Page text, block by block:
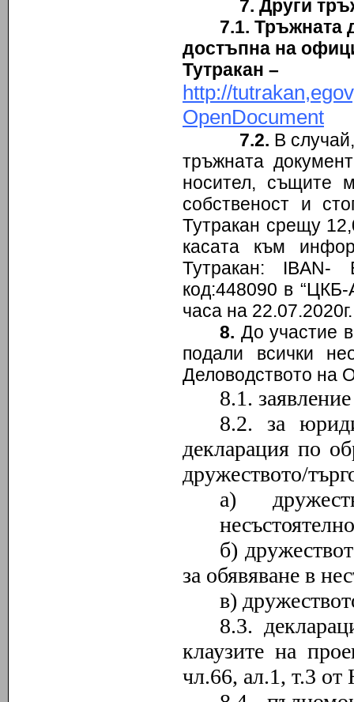
7. Други
7.1. Тръжната
достъпна на
Тутракан –
http://
OpenDocument
7.2. В
тръжната
носител, същите
собственост и
Тутракан срещу
касата към
Тутракан: IBAN-
код:448090 в
часа на 22.07.2020г.
8. До участие
подали всички
Деловодството на
8.1.
8.2. за
декларация по
дружеството/
а)
б)
за обявяване в
в)
8.3.
клаузите на
чл.66, ал.1, т.3